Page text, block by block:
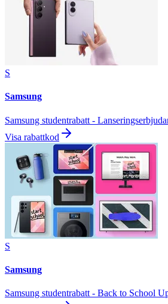
S
Samsung
Samsung studentrabatt -
Visa rabattkod
S
Samsung
Samsung studentrabatt - Back to School